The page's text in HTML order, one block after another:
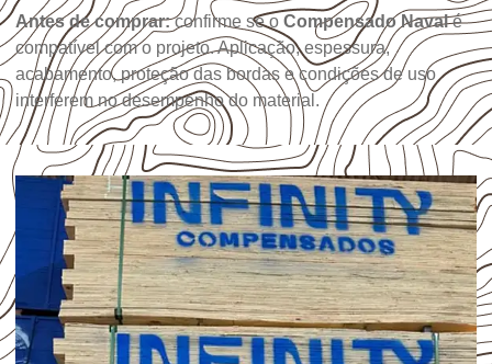
Antes de comprar:confirme se o Compensado Navalé
compatível com o projeto. Aplicação, espessura,
acabamento, proteção das bordas e condições de uso
interferem no desempenho do material.